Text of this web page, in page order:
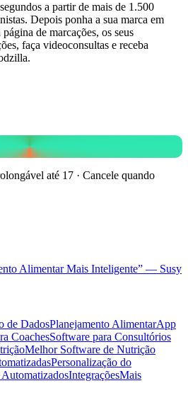
a partir de mais de 1.500
Depois ponha a sua marca em
de marcações, os seus
faça videoconsultas e receba
até 17 · Cancele quando
Alimentar Mais Inteligente” — Susy
de DadosPlanejamento AlimentarApp
CoachesSoftware para Consultórios
Melhor Software de Nutrição
Personalização do
IntegraçõesMais